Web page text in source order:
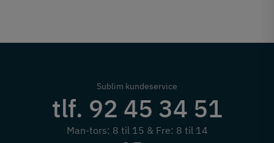
Sublim kundeservice
tlf. 92 45 34 51
Man-tors: 8 til 15 & Fre: 8 til 14